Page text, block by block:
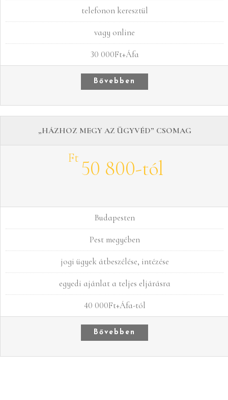
telefonon keresztül
vagy online
30 000Ft+Áfa
Bővebben
„HÁZHOZ MEGY AZ ÜGYVÉD” CSOMAG
Ft 50 800-tól
Budapesten
Pest megyében
jogi ügyek átbeszélése, intézése
egyedi ajánlat a teljes eljárásra
40 000Ft+Áfa-tól
Bővebben